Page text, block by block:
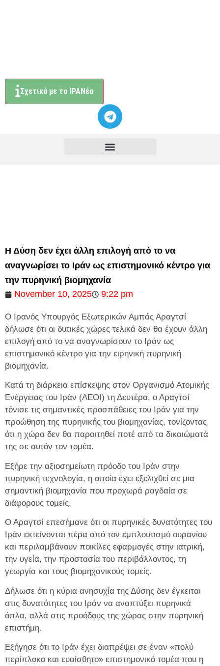
Σχετικά με το ΙΡΑΝέα
Η Δύση δεν έχει άλλη επιλογή από το να
αναγνωρίσει το Ιράν ως επιστημονικό κέντρο για
την πυρηνική βιομηχανία
November 10, 2025
9:22 pm
Ο Ιρανός Υπουργός Εξωτερικών Αμπάς Αραγτσί
δήλωσε ότι οι δυτικές χώρες τελικά δεν θα έχουν άλλη
επιλογή από το να αναγνωρίσουν το Ιράν ως
επιστημονικό κέντρο για την ειρηνική πυρηνική
βιομηχανία.
Κατά τη διάρκεια επίσκεψης στον Οργανισμό Ατομικής
Ενέργειας του Ιράν (AEOI) τη Δευτέρα, ο Αραγτσί
τόνισε τις σημαντικές προσπάθειες του Ιράν για την
προώθηση της πυρηνικής του βιομηχανίας, τονίζοντας
ότι η χώρα δεν θα παραιτηθεί ποτέ από τα δικαιώματά
της σε αυτόν τον τομέα.
Εξήρε την αξιοσημείωτη πρόοδο του Ιράν στην
πυρηνική τεχνολογία, η οποία έχει εξελιχθεί σε μια
σημαντική βιομηχανία που προχωρά ραγδαία σε
διάφορους τομείς.
Ο Αραγτσί επεσήμανε ότι οι πυρηνικές δυνατότητες του
Ιράν εκτείνονται πέρα ​​από τον εμπλουτισμό ουρανίου
και περιλαμβάνουν ποικίλες εφαρμογές στην ιατρική,
την υγεία, την προστασία του περιβάλλοντος, τη
γεωργία και τους βιομηχανικούς τομείς.
Δήλωσε ότι η κύρια ανησυχία της Δύσης δεν έγκειται
στις δυνατότητες του Ιράν να αναπτύξει πυρηνικά
όπλα, αλλά στις προόδους της χώρας στην πυρηνική
επιστήμη.
Εξήγησε ότι το Ιράν έχει διαπρέψει σε έναν «πολύ
περίπλοκο και ευαίσθητο» επιστημονικό τομέα που η